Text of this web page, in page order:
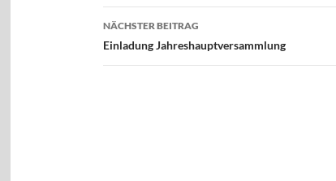
NÄCHSTER BEITRAG
Einladung Jahreshauptversammlung